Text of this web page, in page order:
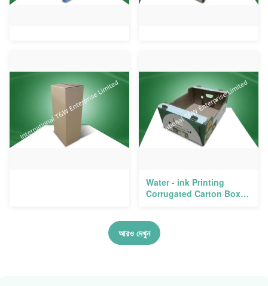
Water - ink Printing
Corrugated Carton Boxes
আরও দেখুন